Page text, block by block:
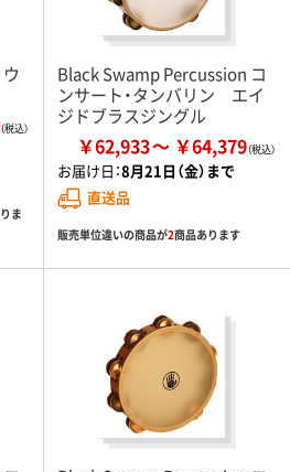
ま
Black Swamp Percussion コ
ンサート・タンバリン エイ
ジドブラスジングル
￥62,933 ￥64,379
お届け日：8月21日（金）まで
直送品
販売単位違いの商品が2商品あります